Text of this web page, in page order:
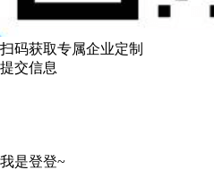
扫码获取专属企业定制
提交信息
我是登登~